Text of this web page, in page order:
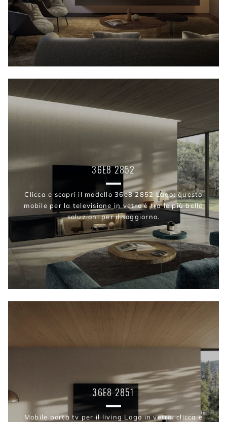
36E8 2852
Clicca e scopri il modello 36e8 2852 Lago: questo
mobile per la televisione in vetro è tra le più belle
soluzioni per il soggiorno.
36E8 2851
Mobile porta tv per il living Lago in vetro: clicca e